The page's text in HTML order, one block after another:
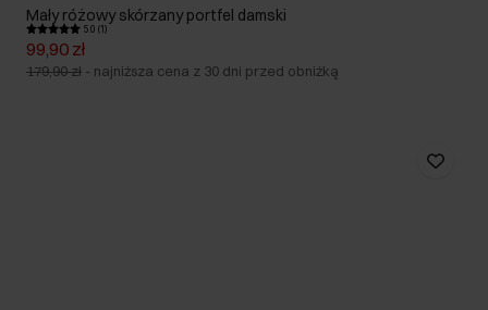
Mały różowy skórzany portfel damski
5.0 (1)
99,90 zł
179,90 zł - najniższa cena z 30 dni przed obniżką